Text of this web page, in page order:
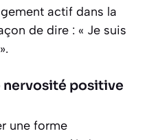
actif dans la
de dire : « Je suis
nervosité positive
une forme